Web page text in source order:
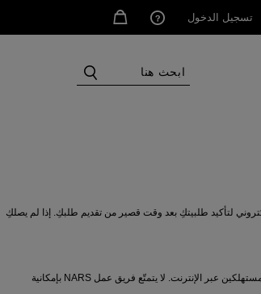
تسجيل الدخول
لتأكيد طلبيتكِ بعد وقت قصير من تقديم طلبكِ. إذا لم يصلكِ
تشفير طبقة مآخذ التوصيل الآمنة من شركة فيريساين: تدرك علامة NARS أهمية ضمان الأمان عند التسوّق عبر الإنترنت، لذلك تستخدم طبقة مآخذ التوصيل الآمنة، وهي أحدث تقنية متوفّرة حتّى الآن لضمان أمان المستهلكين عبر الإنترنت. لا يتمتّع فريق عمل NARS بإمكانية